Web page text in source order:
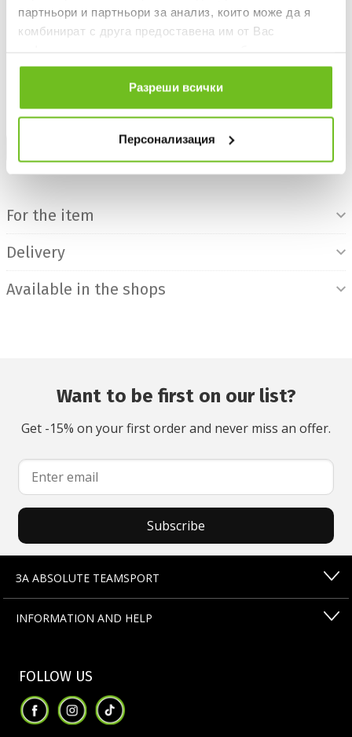
партньори и партньори за анализ, които може да я
комбинират с друга предоставена им от Вас
ползването от Ваша страна на услугите им.
Разреши всички
Персонализация
ADD TO FAVOURITES
БЕЗПЛАТНА ДОСТАВКА НАД 50 €.
30 DAYS FREE RETURN
BUY ON CREDIT
Product Information
For the item
Delivery
Available in the shops
Want to be first on our list?
Get -15% on your first order and never miss an offer.
Subscribe
ЗА ABSOLUTE TEAMSPORT
INFORMATION AND HELP
FOLLOW US